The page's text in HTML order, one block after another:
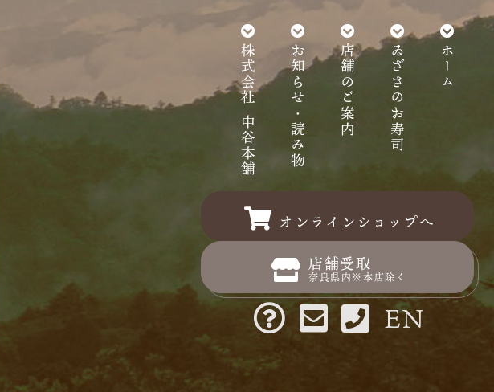
ホーム
ゐざさのお寿司
店舗のご案内
お知らせ・読み物
株式会社 中谷本舗
オンラインショップへ
店舗受取
奈良県内※本店除く
EN